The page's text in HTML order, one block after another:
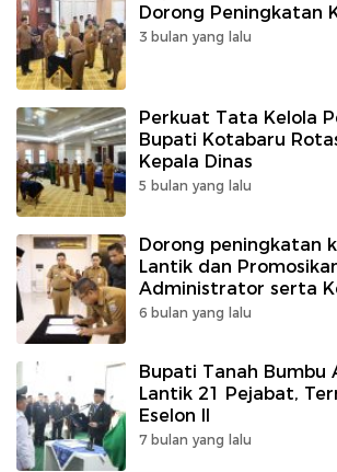
Dorong Peningkatan
3 bulan yang lalu
Perkuat Tata Kelola
Bupati Kotabaru
Kepala Dinas
5 bulan yang lalu
Dorong peningkatan
Lantik dan
Administrator serta
Puskesmas
6 bulan yang lalu
Bupati Tanah Bumbu
Lantik 21 Pejabat,
Eselon II
7 bulan yang lalu